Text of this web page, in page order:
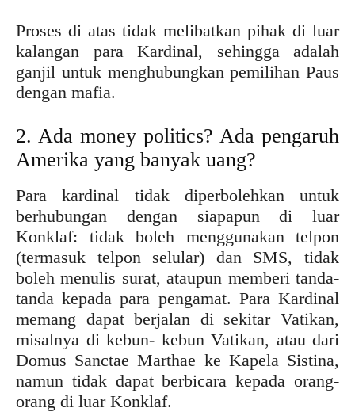
Proses di atas tidak melibatkan pihak di luar
kalangan para Kardinal, sehingga adalah
ganjil untuk menghubungkan pemilihan Paus
dengan mafia.
2. Ada money politics? Ada pengaruh
Amerika yang banyak uang?
Para kardinal tidak diperbolehkan untuk
berhubungan dengan siapapun di luar
Konklaf: tidak boleh menggunakan telpon
(termasuk telpon selular) dan SMS, tidak
boleh menulis surat, ataupun memberi tanda-
tanda kepada para pengamat. Para Kardinal
memang dapat berjalan di sekitar Vatikan,
misalnya di kebun- kebun Vatikan, atau dari
Domus Sanctae Marthae ke Kapela Sistina,
namun tidak dapat berbicara kepada orang-
orang di luar Konklaf.